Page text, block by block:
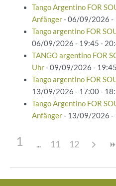
Tango Argentino FOR
Anfänger- 06/09/2026 -
Tango argentino FOR
06/09/2026 - 19:45 -
TANGO argentino FOR
Uhr- 09/09/2026 -
Tango argentino FOR
13/09/2026 - 17:00 -
Tango Argentino FOR
Anfänger- 13/09/2026 -
1 11 12